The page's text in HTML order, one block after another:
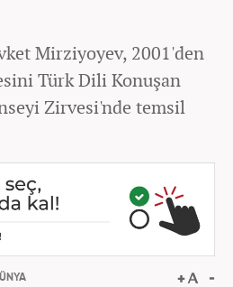
Mirziyoyev, 2001'den
Türk Dili Konuşan
Zirvesi'nde temsil